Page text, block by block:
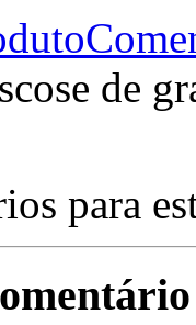
de
para